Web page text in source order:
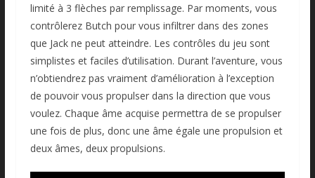
limité à 3 flèches par remplissage. Par moments, vous
contrôlerez Butch pour vous infiltrer dans des zones
que Jack ne peut atteindre. Les contrôles du jeu sont
simplistes et faciles d’utilisation. Durant l’aventure, vous
n’obtiendrez pas vraiment d’amélioration à l’exception
de pouvoir vous propulser dans la direction que vous
voulez. Chaque âme acquise permettra de se propulser
une fois de plus, donc une âme égale une propulsion et
deux âmes, deux propulsions.